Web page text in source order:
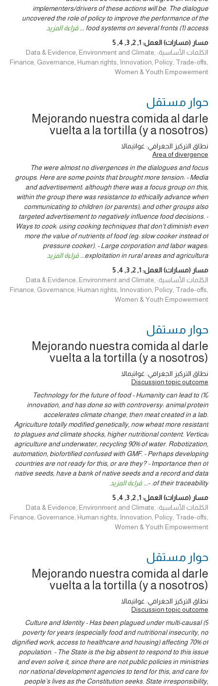
implementers/drivers of these actions will be. The dialogue
uncovered the role of policy to improve the performance of the
food systems on several fronts (1) access
... قراءة المزيد
مسار (مسارات) العمل:1
,
2
,
3
,
4
,
5
الكلمات الأساسية: Data & Evidence, Environment and Climate,
Finance, Governance, Human rights, Innovation, Policy, Trade-offs,
Women & Youth Empowerment
حوار ‎مستقل
Mejorando nuestra comida al darle
vuelta a la tortilla (y a nosotros)
نطاق التركيز الجغرافي: غواتيمالا
Area of divergence
The were almost no divergences in the dialogues and focus
groups. Here are some points that brought more tension: - Media
and advertisement: although there was a focus group on this,
within the group there was resistance to ethically advance when
communicating to children (or parents); and other groups also
targeted advertisement to negatively influence food decisions. -
Ways to cook: using cooking techniques that don't diminish even
more the value of nutrients of food (eg: slow cooker instead of
pressure cooker). - Large corporation and labor wages:
exploitation in rural areas and agricultura
... قراءة المزيد
مسار (مسارات) العمل:1
,
2
,
3
,
4
,
5
الكلمات الأساسية: Data & Evidence, Environment and Climate,
Finance, Governance, Human rights, Innovation, Policy, Trade-offs,
Women & Youth Empowerment
حوار ‎مستقل
Mejorando nuestra comida al darle
vuelta a la tortilla (y a nosotros)
نطاق التركيز الجغرافي: غواتيمالا
Discussion topic outcome
10) Technology for the future of food - Humanity can lead to
innovation, and has done so with controversy: animal protein
accelerates climate change, then meat created in a lab.
Agriculture totally modified genetically, now wheat more resistant
to plagues and climate shocks, higher nutritional content. Vertical
agriculture and underwater, recycling 90% of water. Robotization,
automation, biofortified confused with GMF. - Perhaps developing
countries are not ready for this, or are they? - Importance then of
native seeds, have a bank of native seeds and a record and data
of their traceability. -
... قراءة المزيد
مسار (مسارات) العمل:1
,
2
,
3
,
4
,
5
الكلمات الأساسية: Data & Evidence, Environment and Climate,
Finance, Governance, Human rights, Innovation, Policy, Trade-offs,
Women & Youth Empowerment
حوار ‎مستقل
Mejorando nuestra comida al darle
vuelta a la tortilla (y a nosotros)
نطاق التركيز الجغرافي: غواتيمالا
Discussion topic outcome
9) Culture and Identity - Has been plagued under multi-causal
poverty for years (especially food and nutritional insecurity, no
dignified work, access to healthcare and housing) affecting 70% of
population. - The State is the big absent to respond to this issue
and even solve it, since there are not public policies in ministries
nor national development agencies to tend for this, and care for
people’s lives as the Constitution seeks. State irresponsibility,